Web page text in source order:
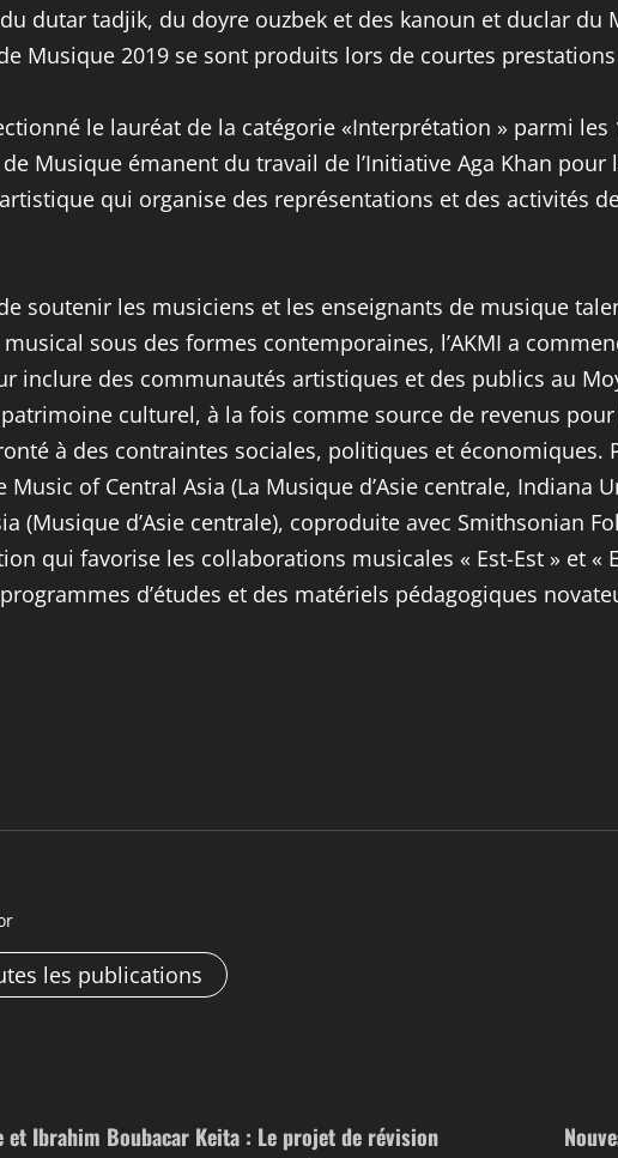
dutar tadjik, du doyre ouzbek et des kanoun et duclar du
Musique 2019 se sont produits lors de courtes
le lauréat de la catégorie «Interprétation » parmi
Musique émanent du travail de l’Initiative Aga Khan
qui organise des représentations et des activités
soutenir les musiciens et les enseignants de musique
sous des formes contemporaines, l’AKMI a
inclure des communautés artistiques et des publics au
culturel, à la fois comme source de revenus
à des contraintes sociales, politiques et
of Central Asia (La Musique d’Asie centrale, Indiana
(Musique d’Asie centrale), coproduite avec Smithsonian
qui favorise les collaborations musicales « Est-Est » et «
d’études et des matériels pédagogiques
les publications
Ibrahim Boubacar Keita : Le projet de révision